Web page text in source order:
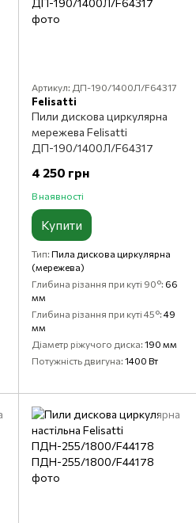
Артикул: ДП-190/1400Л/F64317
Felisatti
Пили дискова циркулярна
мережева Felisatti
ДП-190/1400Л/F64317
4 250 грн
В наявності
Купити
Тип Пила дискова циркулярна
(мережева)
Глибина різання при куті 90° 66
мм
Глибина різання при куті 45° 49
мм
Діаметр ріжучого диска 190 мм
Потужність двигуна 1400 Вт